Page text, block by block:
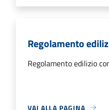
Regolamento
Regolamento edilizio
VAI ALLA PAGINA